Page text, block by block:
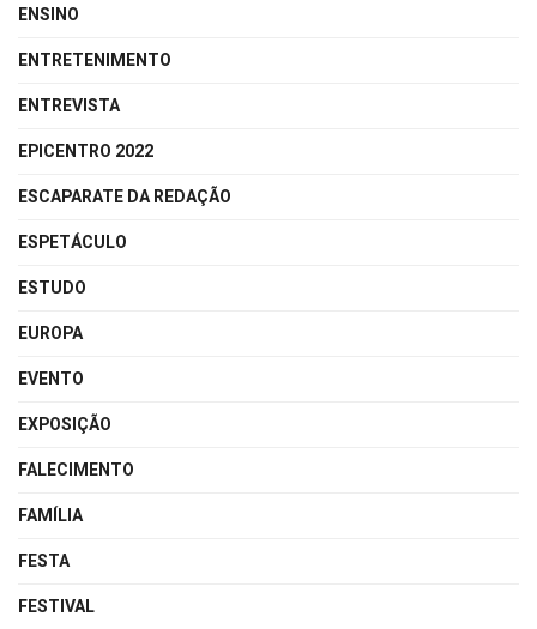
ENSINO
ENTRETENIMENTO
ENTREVISTA
EPICENTRO 2022
ESCAPARATE DA REDAÇÃO
ESPETÁCULO
ESTUDO
EUROPA
EVENTO
EXPOSIÇÃO
FALECIMENTO
FAMÍLIA
FESTA
FESTIVAL